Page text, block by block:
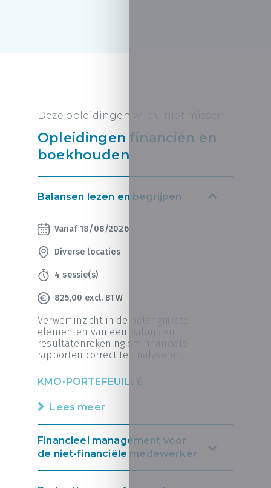
Deze opleidingen wilt u niet missen
Opleidingen financiën en
boekhouden
Balansen lezen en begrijpen
Verwerf inzicht in de belangrijkste
elementen van een balans en
resultatenrekening om financiële
rapporten correct te analyseren.
Vanaf 18/08/2026
Diverse locaties
4 sessie(s)
825,00 excl. BTW
KMO-PORTEFEUILLE
Lees meer
Financieel management voor
de niet-financiële medewerker